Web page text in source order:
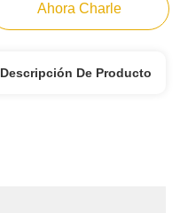
Ahora Charle
Descripción De Producto